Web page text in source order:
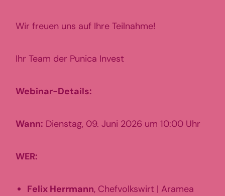
Wir freuen uns auf Ihre Teilnahme!
Ihr Team der Punica Invest
Webinar-Details:
Wann: Dienstag, 09. Juni 2026 um 10:00 Uhr
WER:
Felix Herrmann, Chefvolkswirt | Aramea